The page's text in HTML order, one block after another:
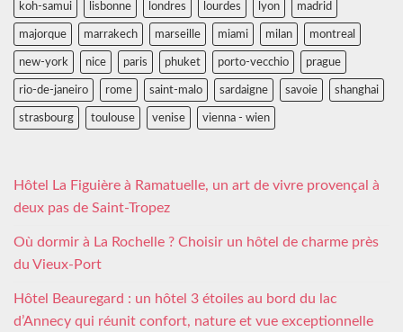
koh-samui lisbonne londres lourdes lyon madrid
majorque marrakech marseille miami milan montreal
new-york nice paris phuket porto-vecchio prague
rio-de-janeiro rome saint-malo sardaigne savoie shanghai
strasbourg toulouse venise vienna - wien
Hôtel La Figuière à Ramatuelle, un art de vivre provençal à
deux pas de Saint-Tropez
Où dormir à La Rochelle ? Choisir un hôtel de charme près
du Vieux-Port
Hôtel Beauregard : un hôtel 3 étoiles au bord du lac
d’Annecy qui réunit confort, nature et vue exceptionnelle